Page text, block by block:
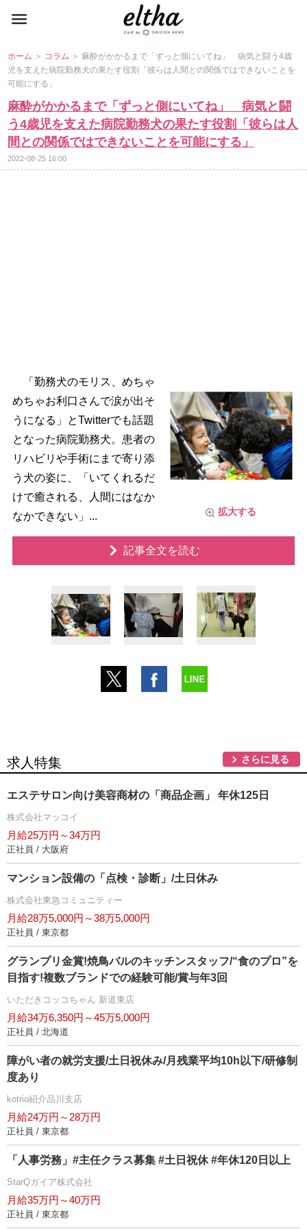
ホーム ＞ コラム ＞ 麻酔がかかるまで「ずっと側にいてね」 病気と闘う4歳
児を支えた病院勤務犬の果たす役割「彼らは人間との関係ではできないことを
可能にする」
麻酔がかかるまで「ずっと側にいてね」 病気と闘
う4歳児を支えた病院勤務犬の果たす役割「彼らは人
間との関係ではできないことを可能にする」
2022-08-25 16:00
拡大する
「勤務犬のモリス、めちゃ
めちゃお利口さんで涙が出そ
うになる」とTwitterでも話題
となった病院勤務犬。患者の
リハビリや手術にまで寄り添
う犬の姿に、「いてくれるだ
けで癒される、人間にはなか
なかできない」...
記事全文を読む
求人特集 さらに見る
エステサロン向け美容商材の「商品企画」 年休125日
株式会社マッコイ
月給25万円～34万円
正社員 / 大阪府
マンション設備の「点検・診断」/土日休み
株式会社東急コミュニティー
月給28万5,000円～38万5,000円
正社員 / 東京都
グランプリ金賞!焼鳥バルのキッチンスタッフ/“食のプロ”を
目指す!複数ブランドでの経験可能/賞与年3回
いただきコッコちゃん 新道東店
月給34万6,350円～45万5,000円
正社員 / 北海道
障がい者の就労支援/土日祝休み/月残業平均10h以下/研修制
度あり
kotrio紹介品川支店
月給24万円～28万円
正社員 / 東京都
「人事労務」#主任クラス募集 #土日祝休 #年休120日以上
StarQガイア株式会社
月給35万円～40万円
正社員 / 東京都